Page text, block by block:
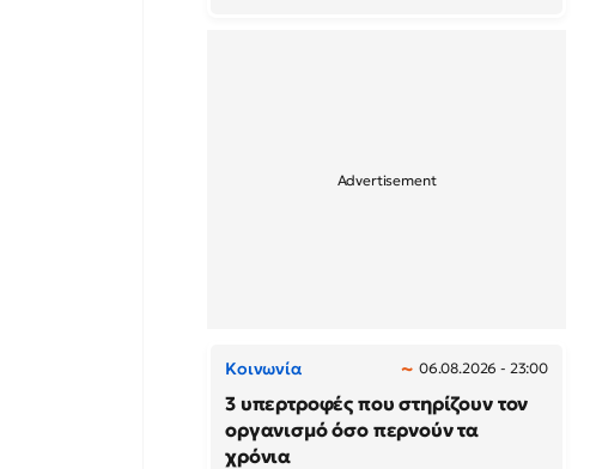
Κοινωνία 06.08.2026 - 23:00
3 υπερτροφές που στηρίζουν τον
οργανισμό όσο περνούν τα
χρόνια